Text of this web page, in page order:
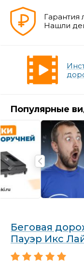
Гарантия
Нашли
Популярные
Беговая
Пауэр Икс